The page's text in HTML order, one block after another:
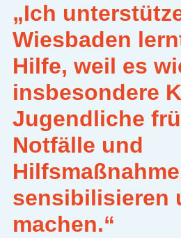
„Ich
Wiesbaden
Hilfe, weil es
insbesondere
Jugendliche
Notfälle und
sensibilisieren
machen.“